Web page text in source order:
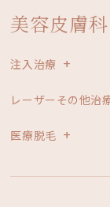
美容皮膚科
注入治療
レーザーその他治
医療脱毛